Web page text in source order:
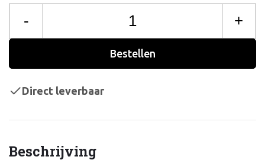
Beschrijving
- +
Bestellen
Direct leverbaar